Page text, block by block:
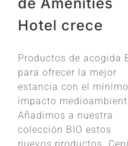
Hotel crece
Productos de acogida
para ofrecer la mejor
estancia con el mínimo
impacto
Añadimos a nuestra
colección BIO estos